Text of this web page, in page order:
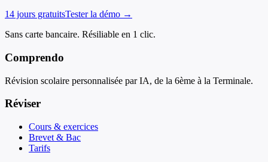
14 jours gratuitsTester la démo →
Sans carte bancaire. Résiliable en 1 clic.
Comprendo
Révision scolaire personnalisée par IA, de la 6ème à la Terminale.
Réviser
Cours & exercices
Brevet & Bac
Tarifs